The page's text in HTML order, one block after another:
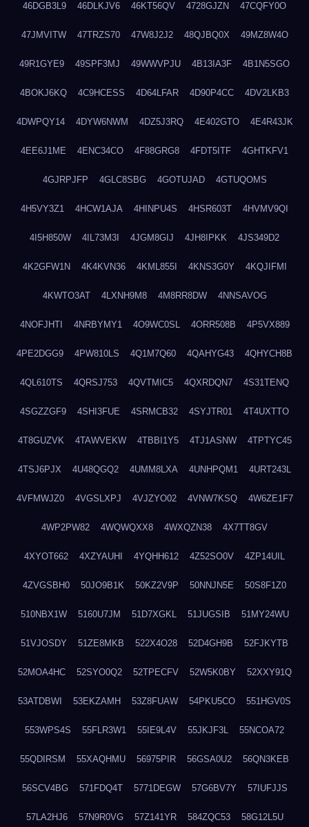
46DGB3L9 46DLKJV6 46KT56QV 4728GJZN 47CQFY0O
47JMVITW 47TRZS70 47W8J2J2 48QJBQ0X 49MZ8W4O
49R1GYE9 49SPF3MJ 49WWVPJU 4B13IA3F 4B1N5SGO
4BOKJ6KQ 4C9HCESS 4D64LFAR 4D90P4CC 4DV2LKB3
4DWPQY14 4DYW6NWM 4DZ5J3RQ 4E402GTO 4E4R43JK
4EE6J1ME 4ENC34CO 4F88GRG8 4FDT5ITF 4GHTKFV1
4GJRPJFP 4GLC8SBG 4GOTUJAD 4GTUQOMS
4H5VY3Z1 4HCW1AJA 4HINPU4S 4HSR603T 4HVMV9QI
4I5H850W 4IL73M3I 4JGM8GIJ 4JH8IPKK 4JS349D2
4K2GFW1N 4K4KVN36 4KML855I 4KNS3G0Y 4KQJIFMI
4KWTO3AT 4LXNH9M8 4M8RR8DW 4NNSAVOG
4NOFJHTI 4NRBYMY1 4O9WC0SL 4ORR508B 4P5VX889
4PE2DGG9 4PW810LS 4Q1M7Q60 4QAHYG43 4QHYCH8B
4QL610TS 4QRSJ753 4QVTMIC5 4QXRDQN7 4S31TENQ
4SGZZGF9 4SHI3FUE 4SRMCB32 4SYJTR01 4T4UXTTO
4T8GUZVK 4TAWVEKW 4TBBI1Y5 4TJ1ASNW 4TPTYC45
4TSJ6PJX 4U48QGQ2 4UMM8LXA 4UNHPQM1 4URT243L
4VFMWJZ0 4VGSLXPJ 4VJZYO02 4VNW7KSQ 4W6ZE1F7
4WP2PW82 4WQWQXX8 4WXQZN38 4X7TT8GV
4XYOT662 4XZYAUHI 4YQHH612 4Z52SO0V 4ZP14UIL
4ZVGSBH0 50JO9B1K 50KZ2V9P 50NNJN5E 50S8F1Z0
510NBX1W 5160U7JM 51D7XGKL 51JUGSIB 51MY24WU
51VJOSDY 51ZE8MKB 522X4O28 52D4GH9B 52FJKYTB
52MOA4HC 52SYO0Q2 52TPECFV 52W5K0BY 52XXY91Q
53ATDBWI 53EKZAMH 53Z8FUAW 54PKU5CO 551HGV0S
553WPS4S 55FLR3W1 55IE9L4V 55JKJF3L 55NCOA72
55QDIRSM 55XAQHMU 56975PIR 56GSA0U2 56QN3KEB
56SCV4BG 571FDQ4T 5771DEGW 57G6BV7Y 57IUFJJS
57LA2HJ6 57N9R0VG 57Z141YR 584ZQC53 58G12L5U